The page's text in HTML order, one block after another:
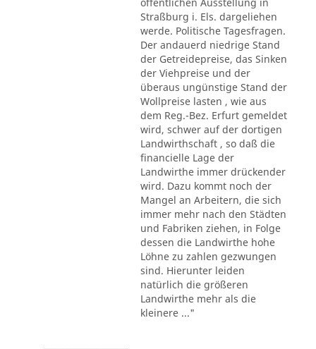
Straßburg i. Els. dargeliehen
werde. Politische Tagesfragen.
Der andauerd niedrige Stand
der Getreidepreise, das Sinken
der Viehpreise und der
überaus ungünstige Stand der
Wollpreise lasten , wie aus
dem Reg.-Bez. Erfurt gemeldet
wird, schwer auf der dortigen
Landwirthschaft , so daß die
financielle Lage der
Landwirthe immer drückender
wird. Dazu kommt noch der
Mangel an Arbeitern, die sich
immer mehr nach den Städten
und Fabriken ziehen, in Folge
dessen die Landwirthe hohe
Löhne zu zahlen gezwungen
sind. Hierunter leiden
natürlich die größeren
Landwirthe mehr als die
kleinere ..."